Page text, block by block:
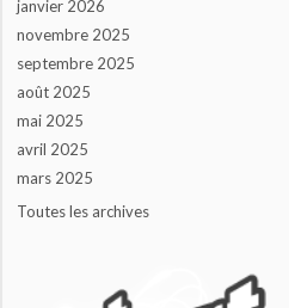
janvier 2026
novembre 2025
septembre 2025
août 2025
mai 2025
avril 2025
mars 2025
Toutes les archives